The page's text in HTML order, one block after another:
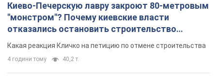
Киево-Печерскую лавру закроют 80-метровым
"монстром"? Почему киевские власти
отказались остановить строительство
небоскреба "московского верующего"
Какая реакция Кличко на петицию по отмене строительства
4 години тому 40,2 т.